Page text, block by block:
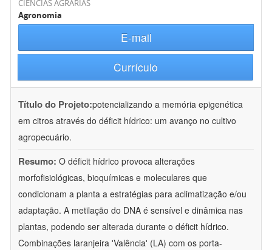
CIÊNCIAS AGRÁRIAS
Agronomia
E-mail
Currículo
Título do Projeto:potencializando a memória epigenética
em citros através do déficit hídrico: um avanço no cultivo
agropecuário.
Resumo: O déficit hídrico provoca alterações
morfofisiológicas, bioquímicas e moleculares que
condicionam a planta a estratégias para aclimatização e/ou
adaptação. A metilação do DNA é sensível e dinâmica nas
plantas, podendo ser alterada durante o déficit hídrico.
Combinações laranjeira 'Valência' (LA) com os porta-